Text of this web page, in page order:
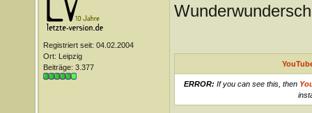
Registriert seit: 04.02.2004
Ort: Leipzig
Beiträge: 3.377
ERROR: If you can see this, then